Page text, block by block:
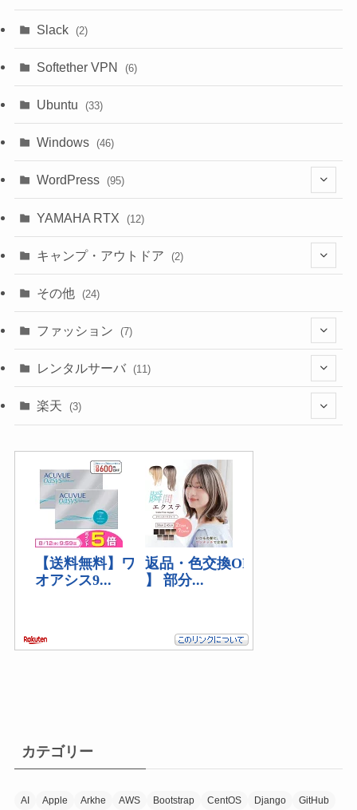
(3)
Slack (2)
Softether VPN (6)
Ubuntu (33)
Windows (46)
WordPress (95)
(10)
YAMAHA RTX (12)
キャンプ・アウトドア (2)
(1)
(1)
その他 (24)
ファッション (7)
(3)
レンタルサーバ (11)
(6)
(5)
(2)
楽天 (3)
(2)
カテゴリー
AI Apple Arkhe AWS Bootstrap CentOS Django
GitHub